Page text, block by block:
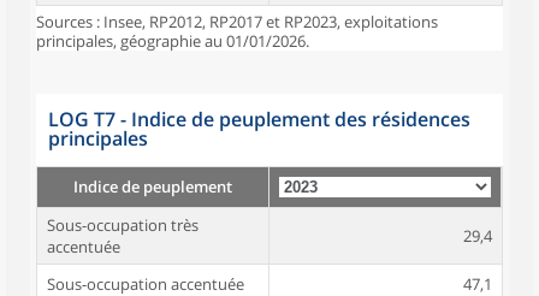
Sources : Insee, RP2012, RP2017 et RP2023, exploitations
principales, géographie au 01/01/2026.
LOG T7 - Indice de peuplement des résidences
principales
Indice de peuplement
Sous-occupation très
accentuée
29,4
Sous-occupation accentuée
47,1